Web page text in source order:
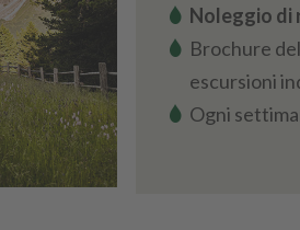
Noleggio di
Brochure
escursioni
Ogni